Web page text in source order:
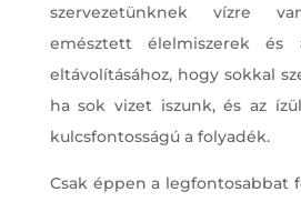
szervezetünknek vízre
emésztett élelmiszerek és
eltávolításához, hogy sokkal
ha sok vizet iszunk, és az
kulcsfontosságú a folyadék.
Csak éppen a legfontosabbat